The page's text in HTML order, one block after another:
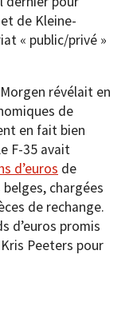
de Kleine-
« public/privé »
révélait en
de
en fait bien
F-35 avait
d’euros de
chargées
de rechange.
d’euros promis
Peeters pour